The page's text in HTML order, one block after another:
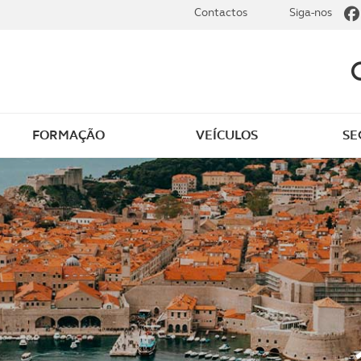
Clássicos
Notícias do clube
Golfe
Revista ACP Edição
impressa
FORMAÇÃO VEÍCULOS
Contactos Siga-nos